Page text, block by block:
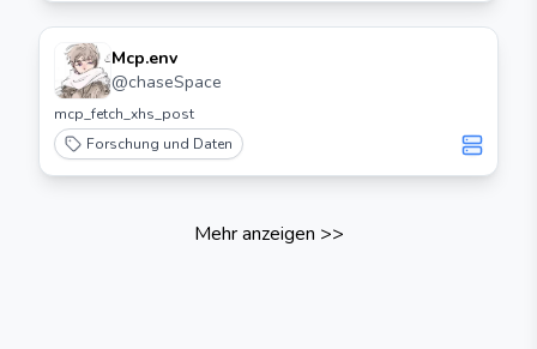
Mcp.env
@chaseSpace
mcp_fetch_xhs_post
Forschung und Daten
Mehr anzeigen >>